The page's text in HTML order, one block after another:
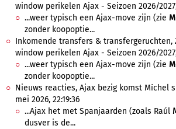
window perikelen Ajax - Seizoen 2026/2027,
...weer typisch een Ajax-move zijn (zie
zonder koopoptie...
Inkomende transfers & transfergeruchten,
window perikelen Ajax - Seizoen 2026/
...weer typisch een Ajax-move zijn (zie
zonder koopoptie...
Nieuws reacties, Ajax bezig komst Míchel
mei 2026, 22:19:36
...Ajax het met Spanjaarden (zoals Raúl
dusver is de...